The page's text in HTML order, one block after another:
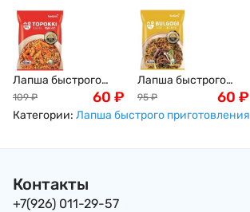
Лапша быстрого
приготовления
Рамен "Топокки" со
вкусом кимчи
109 ₽ 60 ₽
Лапша быстрого
приготовления
рамен со вкусом
говядины Samyang,
95 ₽ 60 ₽
Категории: Лапша быстрого приготовления
Контакты
+7(926) 011-29-57